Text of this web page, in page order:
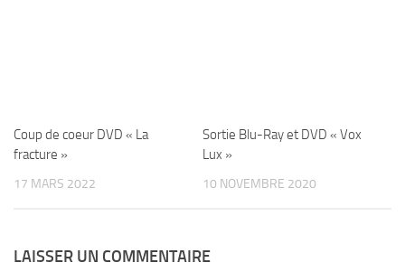
Coup de coeur DVD « La
fracture »
17 MARS 2022
Sortie Blu-Ray et DVD « Vox
Lux »
10 NOVEMBRE 2020
LAISSER UN COMMENTAIRE